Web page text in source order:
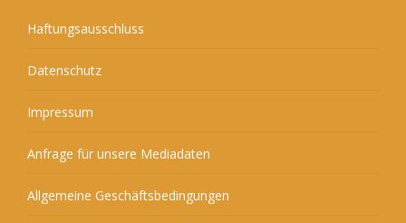
Haftungsausschluss
Datenschutz
Impressum
Anfrage für unsere Mediadaten
Allgemeine Geschäftsbedingungen